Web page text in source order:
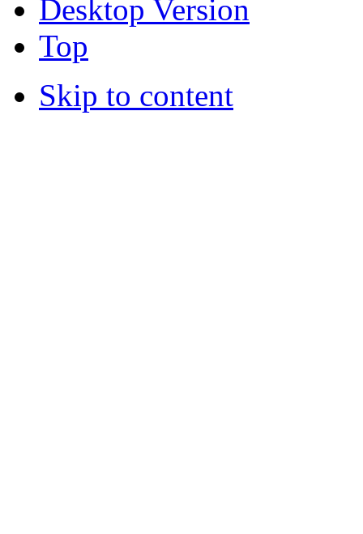
Desktop Version
Top
Skip to content